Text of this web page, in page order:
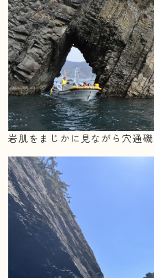
岩肌をまじかに見ながら穴通